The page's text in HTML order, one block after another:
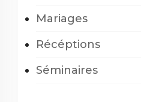
Mariages
Récéptions
Séminaires